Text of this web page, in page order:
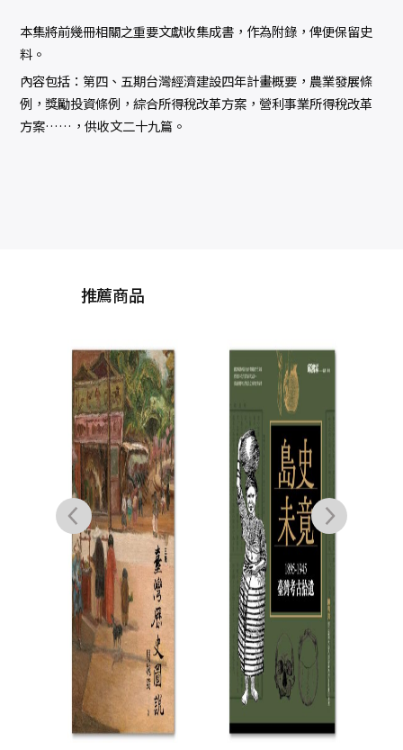
本集將前幾冊相關之重要文獻收集成書，作為附錄，俾便保留史
料。
內容包括：第四、五期台灣經濟建設四年計畫概要，農業發展條
例，獎勵投資條例，綜合所得稅改革方案，營利事業所得稅改革
方案……，供收文二十九篇。
推薦商品